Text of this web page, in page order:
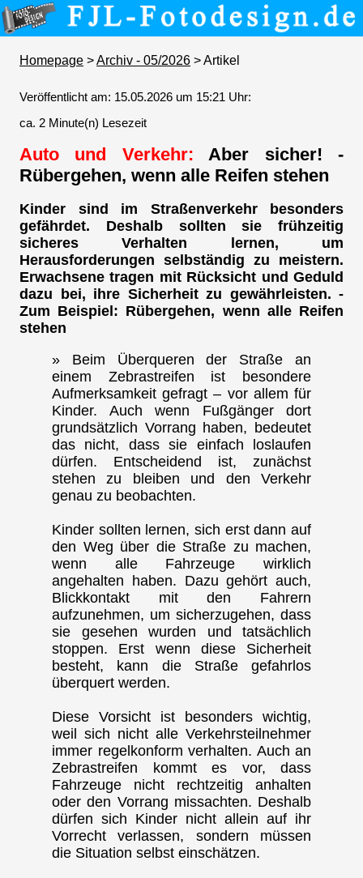
Homepage >Archiv - 05/2026 > Artikel
Veröffentlicht am: 15.05.2026 um 15:21 Uhr:
ca. 2 Minute(n) Lesezeit
Auto und Verkehr:Aber sicher! -
Rübergehen, wenn alle Reifen stehen
Kinder sind im Straßenverkehr besonders
gefährdet. Deshalb sollten sie frühzeitig
sicheres Verhalten lernen, um
Herausforderungen selbständig zu meistern.
Erwachsene tragen mit Rücksicht und Geduld
dazu bei, ihre Sicherheit zu gewährleisten. -
Zum Beispiel: Rübergehen, wenn alle Reifen
stehen
» Beim Überqueren der Straße an
einem Zebrastreifen ist besondere
Aufmerksamkeit gefragt – vor allem für
Kinder. Auch wenn Fußgänger dort
grundsätzlich Vorrang haben, bedeutet
das nicht, dass sie einfach loslaufen
dürfen. Entscheidend ist, zunächst
stehen zu bleiben und den Verkehr
genau zu beobachten.
Kinder sollten lernen, sich erst dann auf
den Weg über die Straße zu machen,
wenn alle Fahrzeuge wirklich
angehalten haben. Dazu gehört auch,
Blickkontakt mit den Fahrern
aufzunehmen, um sicherzugehen, dass
sie gesehen wurden und tatsächlich
stoppen. Erst wenn diese Sicherheit
besteht, kann die Straße gefahrlos
überquert werden.
Diese Vorsicht ist besonders wichtig,
weil sich nicht alle Verkehrsteilnehmer
immer regelkonform verhalten. Auch an
Zebrastreifen kommt es vor, dass
Fahrzeuge nicht rechtzeitig anhalten
oder den Vorrang missachten. Deshalb
dürfen sich Kinder nicht allein auf ihr
Vorrecht verlassen, sondern müssen
die Situation selbst einschätzen.